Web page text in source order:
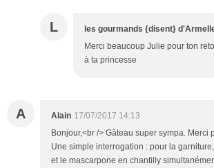
L les gourmands {disent}
Merci beaucoup Julie pour ton
à ta princesse
A Alain 17/07/2017 14:13
Bonjour,<br /> Gâteau super sympa. Merci
Une simple interrogation : pour la
et le mascarpone en chantilly